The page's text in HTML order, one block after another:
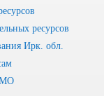
ресурсов
Ирк. обл.